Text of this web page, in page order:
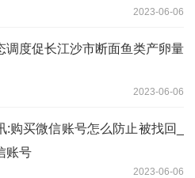
2023-06-06
调度促长江沙市断面鱼类产卵量
2023-06-06
:购买微信账号怎么防止被找回_
账号
2023-06-06